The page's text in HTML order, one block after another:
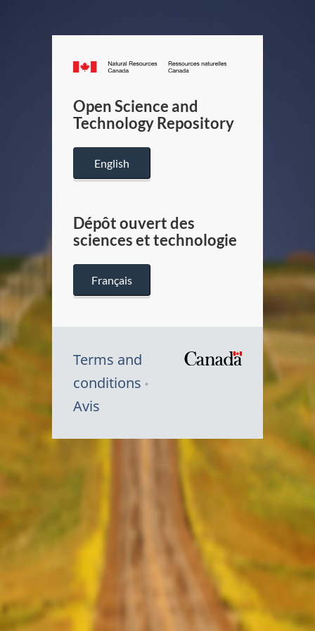
Canada.ca
/
Canada
Open Science and
Technology Repository
English
Dépôt ouvert des
sciences et technologie
Français
Terms and
conditions
Avis
Symbole
Canada